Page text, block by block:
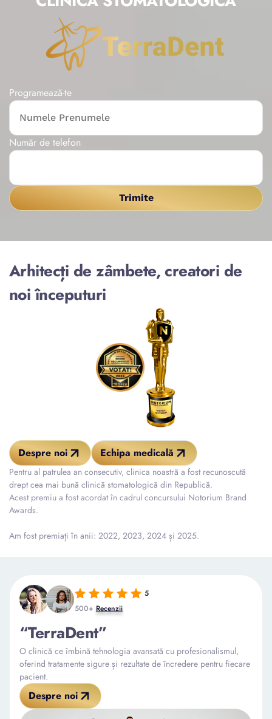
Programează-te
Număr de telefon
Arhitecți de zâmbete, creatori de
noi începuturi
Despre noi Echipa medicală
Pentru al patrulea an consecutiv, clinica noastră a fost recunoscută
drept cea mai bună clinică stomatologică din Republică.
Acest premiu a fost acordat în cadrul concursului Notorium Brand
Awards.
Am fost premiați în anii: 2022, 2023, 2024 și 2025.
5
500+ Recenzii
“TerraDent”
O clinică ce îmbină tehnologia avansată cu profesionalismul,
oferind tratamente sigure și rezultate de încredere pentru fiecare
pacient.
Despre noi